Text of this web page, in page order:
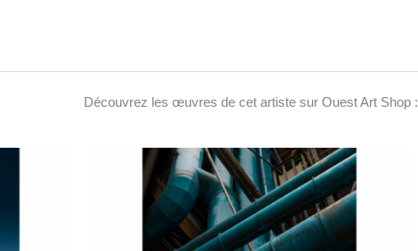
Découvrez les œuvres de cet artiste sur Ouest Art Shop :